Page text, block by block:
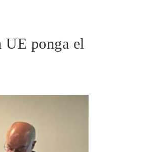
UE ponga el